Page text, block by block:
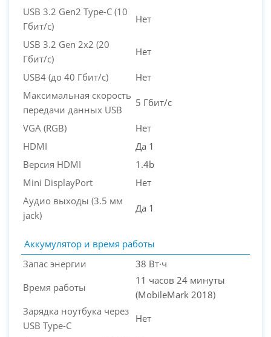
USB 3.2 Gen2 Type-C (10
Гбит/с)
Нет
USB 3.2 Gen 2x2 (20
Гбит/с)
Нет
USB4 (до 40 Гбит/с)
Нет
Максимальная скорость
передачи данных USB
5 Гбит/с
VGA (RGB)
Нет
HDMI
Да 1
Версия HDMI
1.4b
Mini DisplayPort
Нет
Аудио выходы (3.5 мм
jack)
Да 1
Аккумулятор и время работы
Запас энергии
38 Вт·ч
Время работы
11 часов 24 минуты
(MobileMark 2018)
Зарядка ноутбука через
USB Type-C
Нет